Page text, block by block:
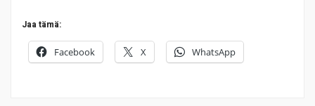
Jaa tämä:
Facebook X WhatsApp